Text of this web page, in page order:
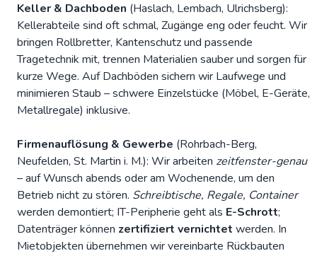
Keller & Dachboden (Haslach, Lembach, Ulrichsberg):
Kellerabteile sind oft schmal, Zugänge eng oder feucht. Wir
bringen Rollbretter, Kantenschutz und passende
Tragetechnik mit, trennen Materialien sauber und sorgen für
kurze Wege. Auf Dachböden sichern wir Laufwege und
minimieren Staub – schwere Einzelstücke (Möbel, E-Geräte,
Metallregale) inklusive.
Firmenauflösung & Gewerbe (Rohrbach-Berg,
Neufelden, St. Martin i. M.): Wir arbeiten zeitfenster-genau
– auf Wunsch abends oder am Wochenende, um den
Betrieb nicht zu stören. Schreibtische, Regale, Container
werden demontiert; IT-Peripherie geht als E-Schrott;
Datenträger können zertifiziert vernichtet werden. In
Mietobjekten übernehmen wir vereinbarte Rückbauten